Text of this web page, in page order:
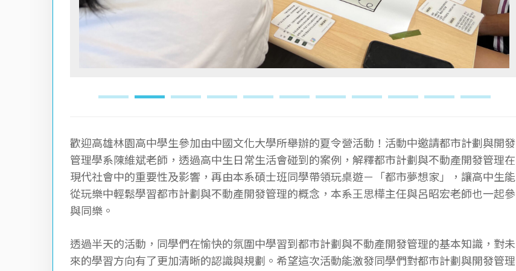
歡迎高雄林園高中學生參加由中國文化大學所舉辦的夏令營活動！活動中邀請都市計劃與開發
管理學系陳維斌老師，透過高中生日常生活會碰到的案例，解釋都市計劃與不動產開發管理在
現代社會中的重要性及影響，再由本系碩士班同學帶領玩桌遊－「都市夢想家」，讓高中生能
從玩樂中輕鬆學習都市計劃與不動產開發管理的概念，本系王思樺主任與呂昭宏老師也一起參
與同樂。
透過半天的活動，同學們在愉快的氛圍中學習到都市計劃與不動產開發管理的基本知識，對未
來的學習方向有了更加清晰的認識與規劃。希望這次活動能激發同學們對都市計劃與開發管理